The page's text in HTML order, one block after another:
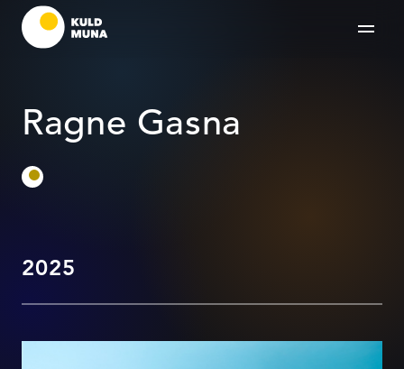
Ragne Gasna
2025
Seeria: Magusad tähtpäevad